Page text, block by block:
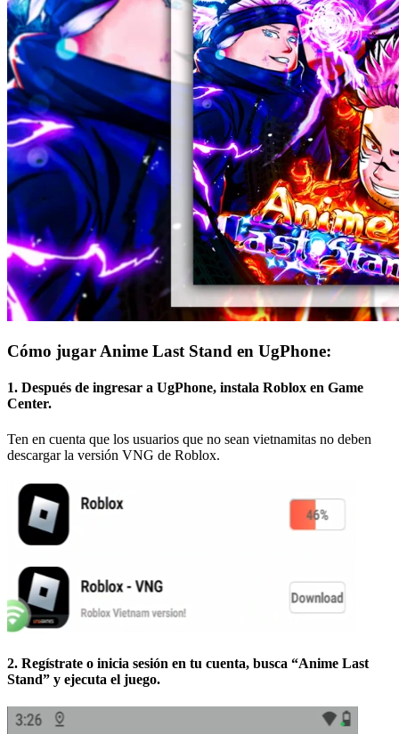
Cómo jugar Anime Last Stand en UgPhone:
1. Después de ingresar a UgPhone, instala Roblox en Game
Center.
Ten en cuenta que los usuarios que no sean vietnamitas no deben
descargar la versión VNG de Roblox.
2. Regístrate o inicia sesión en tu cuenta, busca “Anime Last
Stand” y ejecuta el juego.